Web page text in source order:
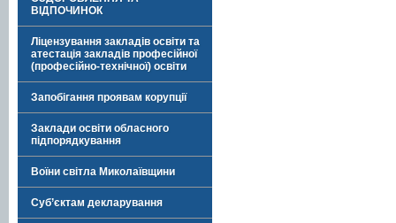
ВІДПОЧИНОК
Ліцензування закладів освіти та
атестація закладів професійної
(професійно-технічної) освіти
Запобігання проявам корупції
Заклади освіти обласного
підпорядкування
Воїни світла Миколаївщини
Суб’єктам декларування